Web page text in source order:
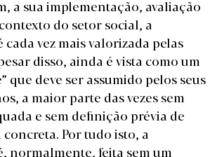
a sua implementação, avaliação
do setor social, a
vez mais valorizada pelas
disso, ainda é vista como um
que deve ser assumido pelos seus
a maior parte das vezes sem
e sem definição prévia de
Por tudo isto, a
normalmente, feita sem um